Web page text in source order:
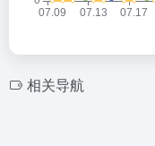
相关导航